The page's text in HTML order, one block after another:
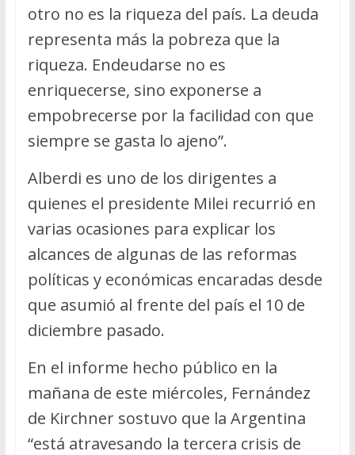
otro no es la riqueza del país. La deuda
representa más la pobreza que la
riqueza. Endeudarse no es
enriquecerse, sino exponerse a
empobrecerse por la facilidad con que
siempre se gasta lo ajeno”.
Alberdi es uno de los dirigentes a
quienes el presidente Milei recurrió en
varias ocasiones para explicar los
alcances de algunas de las reformas
políticas y económicas encaradas desde
que asumió al frente del país el 10 de
diciembre pasado.
En el informe hecho público en la
mañana de este miércoles, Fernández
de Kirchner sostuvo que la Argentina
“está atravesando la tercera crisis de